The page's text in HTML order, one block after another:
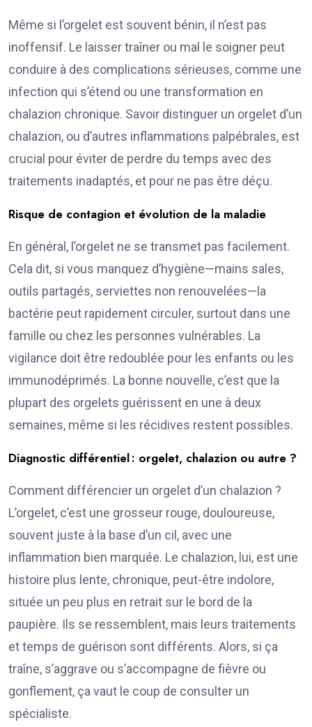
Même si l’orgelet est souvent bénin, il n’est pas
inoffensif. Le laisser traîner ou mal le soigner peut
conduire à des complications sérieuses, comme une
infection qui s’étend ou une transformation en
chalazion chronique. Savoir distinguer un orgelet d’un
chalazion, ou d’autres inflammations palpébrales, est
crucial pour éviter de perdre du temps avec des
traitements inadaptés, et pour ne pas être déçu.
Risque de contagion et évolution de la maladie
En général, l’orgelet ne se transmet pas facilement.
Cela dit, si vous manquez d’hygiène—mains sales,
outils partagés, serviettes non renouvelées—la
bactérie peut rapidement circuler, surtout dans une
famille ou chez les personnes vulnérables. La
vigilance doit être redoublée pour les enfants ou les
immunodéprimés. La bonne nouvelle, c’est que la
plupart des orgelets guérissent en une à deux
semaines, même si les récidives restent possibles.
Diagnostic différentiel : orgelet, chalazion ou autre ?
Comment différencier un orgelet d’un chalazion ?
L’orgelet, c’est une grosseur rouge, douloureuse,
souvent juste à la base d’un cil, avec une
inflammation bien marquée. Le chalazion, lui, est une
histoire plus lente, chronique, peut-être indolore,
située un peu plus en retrait sur le bord de la
paupière. Ils se ressemblent, mais leurs traitements
et temps de guérison sont différents. Alors, si ça
traîne, s’aggrave ou s’accompagne de fièvre ou
gonflement, ça vaut le coup de consulter un
spécialiste.